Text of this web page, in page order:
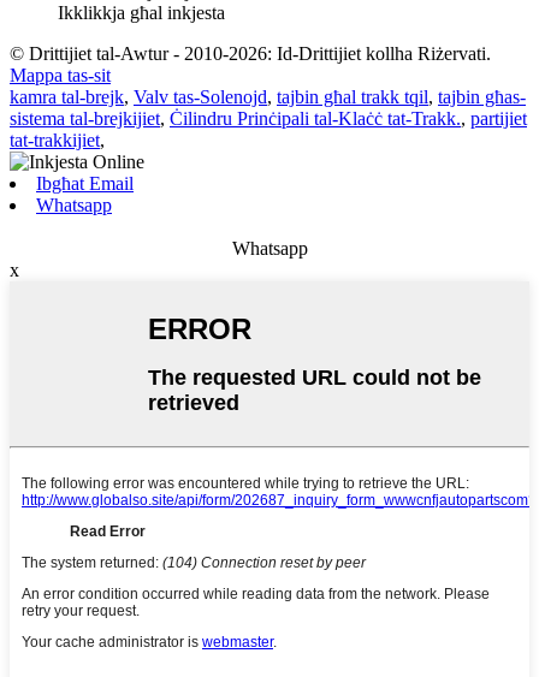
Ikklikkja għal inkjesta
© Drittijiet tal-Awtur - 2010-2026: Id-Drittijiet kollha Riżervati.
Mappa tas-sit
kamra tal-brejk, Valv tas-Solenojd, tajbin għal trakk tqil, tajbin għas-
sistema tal-brejkijiet, Ċilindru Prinċipali tal-Klaċċ tat-Trakk., partijiet
tat-trakkijiet,
Ibgħat Email
Whatsapp
Whatsapp
x